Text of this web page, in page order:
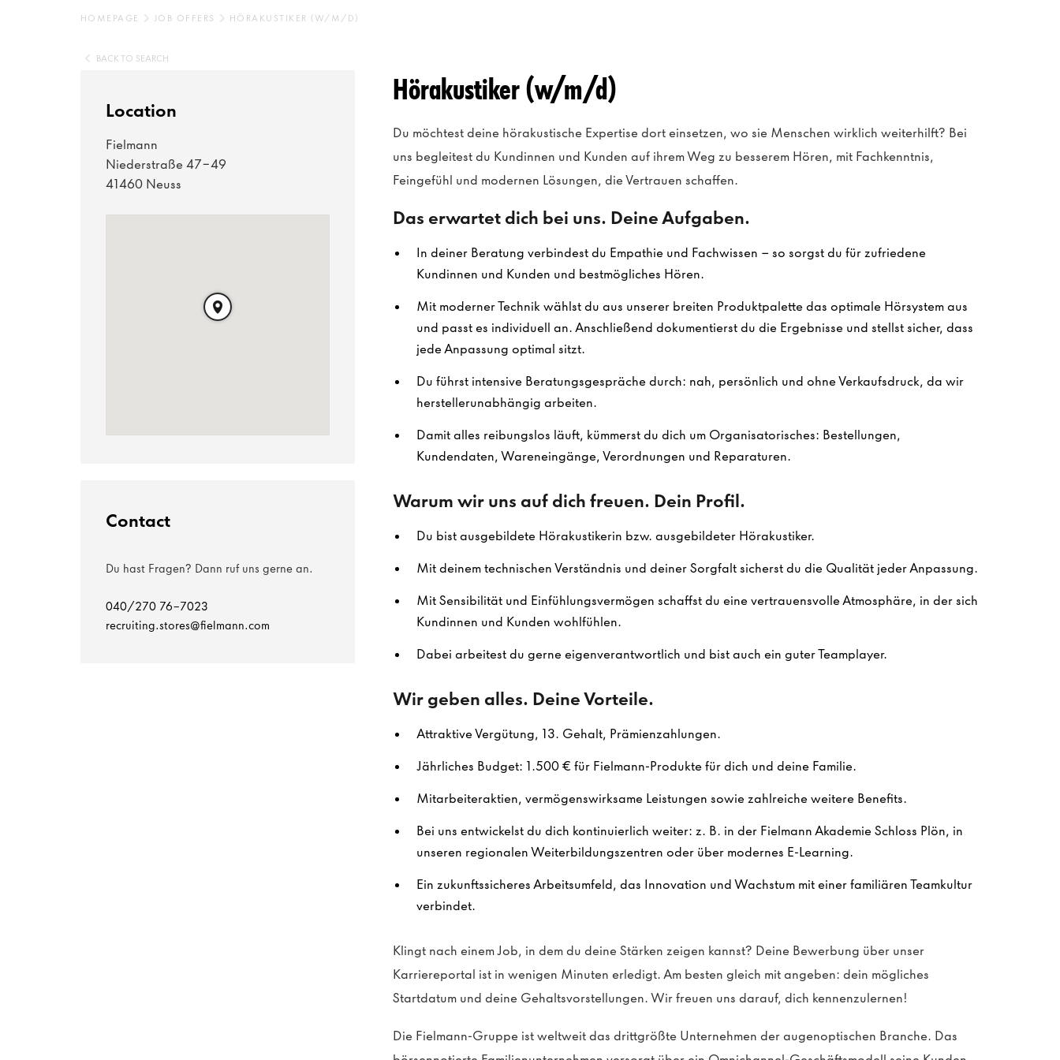
HOMEPAGE JOB OFFERS HÖRAKUSTIKER (W/M/D)
BACK TO SEARCH
Hörakustiker (w/m/d)
Du möchtest deine hörakustische Expertise dort einsetzen, wo sie Menschen wirklich weiterhilft? Bei
uns begleitest du Kundinnen und Kunden auf ihrem Weg zu besserem Hören, mit Fachkenntnis,
Feingefühl und modernen Lösungen, die Vertrauen schaffen.
Das erwartet dich bei uns. Deine Aufgaben.
In deiner Beratung verbindest du Empathie und Fachwissen – so sorgst du für zufriedene
Kundinnen und Kunden und bestmögliches Hören.
Mit moderner Technik wählst du aus unserer breiten Produktpalette das optimale Hörsystem aus
und passt es individuell an. Anschließend dokumentierst du die Ergebnisse und stellst sicher, dass
jede Anpassung optimal sitzt.
Du führst intensive Beratungsgespräche durch: nah, persönlich und ohne Verkaufsdruck, da wir
herstellerunabhängig arbeiten.
Damit alles reibungslos läuft, kümmerst du dich um Organisatorisches: Bestellungen,
Kundendaten, Wareneingänge, Verordnungen und Reparaturen.
Warum wir uns auf dich freuen. Dein Profil.
Du bist ausgebildete Hörakustikerin bzw. ausgebildeter Hörakustiker.
Mit deinem technischen Verständnis und deiner Sorgfalt sicherst du die Qualität jeder Anpassung.
Mit Sensibilität und Einfühlungsvermögen schaffst du eine vertrauensvolle Atmosphäre, in der sich
Kundinnen und Kunden wohlfühlen.
Dabei arbeitest du gerne eigenverantwortlich und bist auch ein guter Teamplayer.
Wir geben alles. Deine Vorteile.
Attraktive Vergütung, 13. Gehalt, Prämienzahlungen.
Jährliches Budget: 1.500 € für Fielmann-Produkte für dich und deine Familie.
Mitarbeiteraktien, vermögenswirksame Leistungen sowie zahlreiche weitere Benefits.
Bei uns entwickelst du dich kontinuierlich weiter: z. B. in der Fielmann Akademie Schloss Plön, in
unseren regionalen Weiterbildungszentren oder über modernes E-Learning.
Ein zukunftssicheres Arbeitsumfeld, das Innovation und Wachstum mit einer familiären Teamkultur
verbindet.
Klingt nach einem Job, in dem du deine Stärken zeigen kannst? Deine Bewerbung über unser
Karriereportal ist in wenigen Minuten erledigt. Am besten gleich mit angeben: dein mögliches
Startdatum und deine Gehaltsvorstellungen. Wir freuen uns darauf, dich kennenzulernen!
Die Fielmann-Gruppe ist weltweit das drittgrößte Unternehmen der augenoptischen Branche. Das
Location
Fielmann
Niederstraße 47-49
41460 Neuss
Contact
Du hast Fragen? Dann ruf uns gerne an.
040/270 76-7023
recruiting.stores@fielmann.com